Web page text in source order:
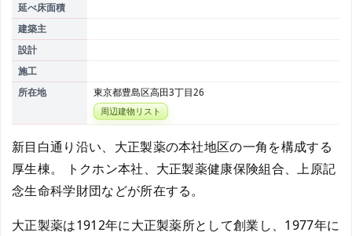
延べ床面積
建築主
設計
施工
所在地
東京都豊島区高田3丁目26
周辺建物リスト
新目白通り沿い、大正製薬の本社地区の一角を構成する
厚生棟。 トクホン本社、大正製薬健康保険組合、上原記
念生命科学財団などが所在する。
大正製薬は1912年に大正製薬所として創業し、1977年に